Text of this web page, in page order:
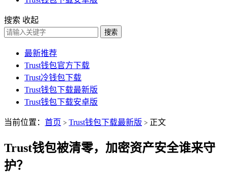
搜索 收起
搜索
最新推荐
Trust钱包官方下载
Trust冷钱包下载
Trust钱包下载最新版
Trust钱包下载安卓版
当前位置： 首页 > Trust钱包下载最新版 > 正文
Trust钱包被清零，加密资产安全谁来守
护？